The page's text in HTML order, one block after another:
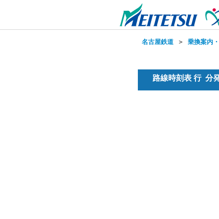
名古屋鉄道 ＞ 乗換案内
路線時刻表 行 分